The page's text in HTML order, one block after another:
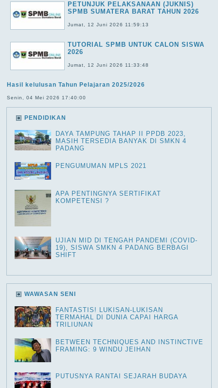
PETUNJUK PELAKSANAAN (JUKNIS)
SPMB SUMATERA BARAT TAHUN 2026
Jumat, 12 Juni 2026 11:59:13
TUTORIAL SPMB UNTUK CALON SISWA
2026
Jumat, 12 Juni 2026 11:33:48
Hasil kelulusan Tahun Pelajaran 2025/2026
Senin, 04 Mei 2026 17:40:00
PENDIDIKAN
DAYA TAMPUNG TAHAP II PPDB 2023,
MASIH TERSEDIA BANYAK DI SMKN 4
PADANG
PENGUMUMAN MPLS 2021
APA PENTINGNYA SERTIFIKAT
KOMPETENSI ?
UJIAN MID DI TENGAH PANDEMI (COVID-
19), SISWA SMKN 4 PADANG BERBAGI
SHIFT
WAWASAN SENI
FANTASTIS! LUKISAN-LUKISAN
TERMAHAL DI DUNIA CAPAI HARGA
TRILIUNAN
BETWEEN TECHNIQUES AND INSTINCTIVE
FRAMING: 9 WINDU JEIHAN
PUTUSNYA RANTAI SEJARAH BUDAYA